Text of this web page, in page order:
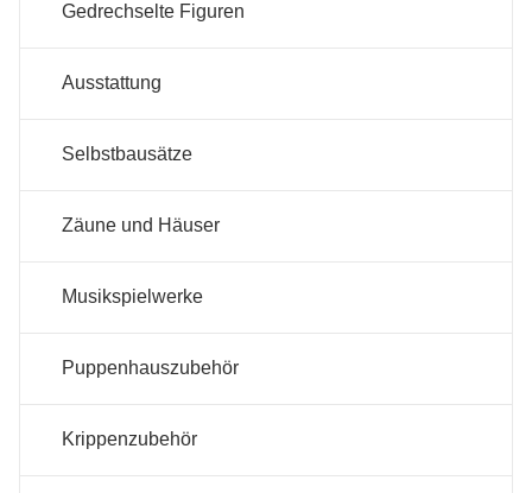
Gedrechselte Figuren
Ausstattung
Selbstbausätze
Zäune und Häuser
Musikspielwerke
Puppenhauszubehör
Krippenzubehör